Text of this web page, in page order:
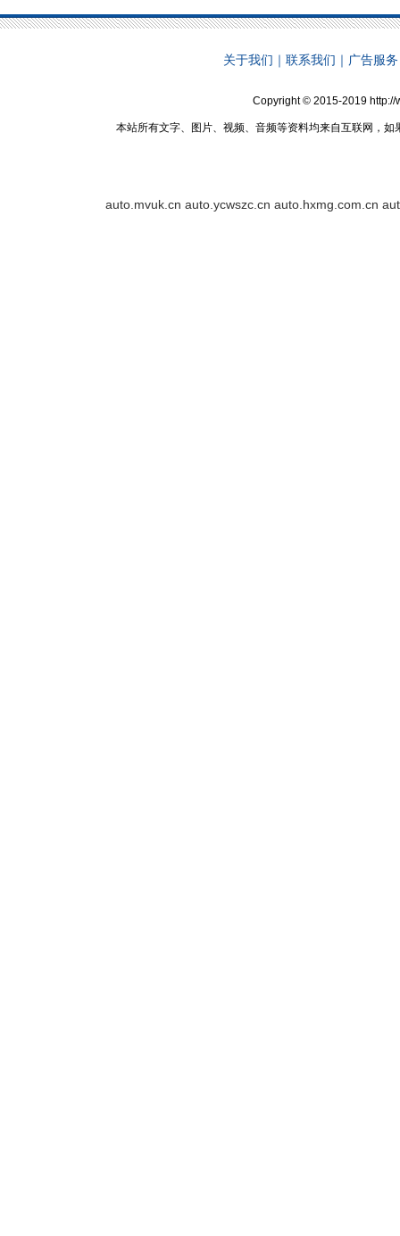
关于我们 ｜ 联系我们 ｜ 广告服务
Copyright © 2015-2019 http://
本站所有文字、图片、视频、音频等资料均来自互联网，
auto.mvuk.cn auto.ycwszc.cn auto.hxmg.com.cn